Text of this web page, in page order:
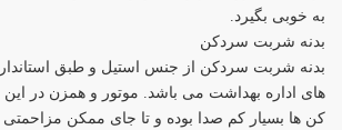
به خوبی بگیرد.
بدنه شربت سردکن
بدنه شربت سردکن از جنس استیل و طبق
های اداره بهداشت می باشد. موتور و همزن در
کن ها بسیار کم صدا بوده و تا جای ممکن مزاحمتی